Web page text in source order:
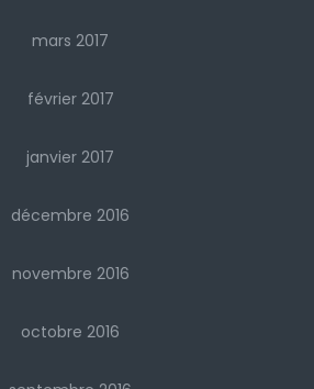
mars 2017
février 2017
janvier 2017
décembre 2016
novembre 2016
octobre 2016